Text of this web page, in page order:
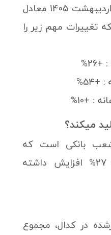
درآمد ماهانه شرکت در اردیبهشت 1405 معادل
که تغییرات مهم زیر را
+10%
میکند؟
شعب بانکی است که
نسبت به ماه گذشته 27% افزایش داشته
در کدال، مجموع